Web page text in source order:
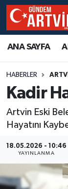
ANA SAYFA
HABERLER
Kadir
Artvin Eski
Hayatını
18.05.2026 - 10:46
YAYINLANMA